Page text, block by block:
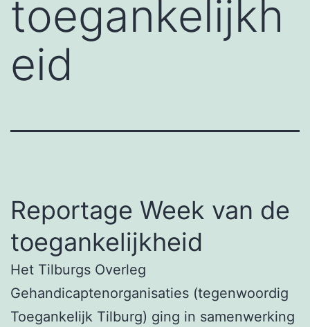
toegankelijkh
eid
Reportage Week van de
toegankelijkheid
Het Tilburgs Overleg
Gehandicaptenorganisaties (tegenwoordig
Toegankelijk Tilburg) ging in samenwerking